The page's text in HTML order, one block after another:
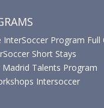
InterSoccer Program Full
Short Stays
Madrid Talents Program
Intersoccer